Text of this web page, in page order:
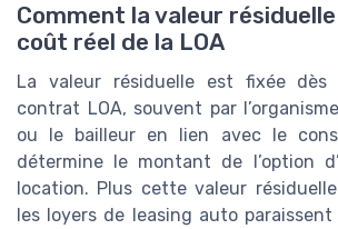
Comment la valeur
coût réel de la LOA
La valeur résiduelle est fixée
contrat LOA, souvent par
ou le bailleur en lien avec le
détermine le montant de l’option
location. Plus cette valeur
les loyers de leasing auto